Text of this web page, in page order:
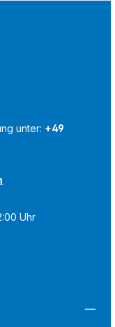
unter: +49
Uhr